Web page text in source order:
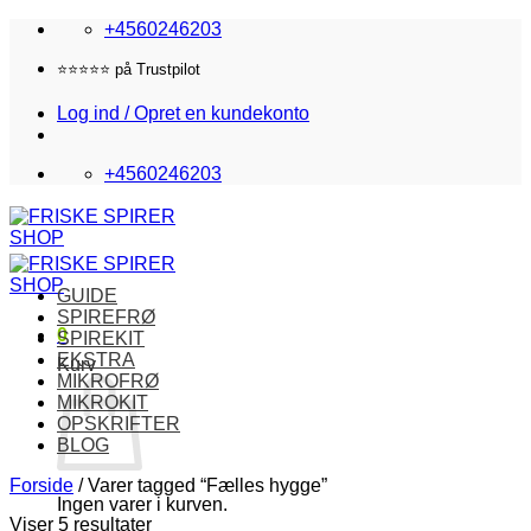
Fortsæt
indhold
+4560246203
Fri fragt i DK over 870,-
Log ind / Opret en kundekonto
+4560246203
0
Kurv
Ingen varer i kurven.
GUIDE
SPIREFRØ
SPIREKIT
EKSTRA
MIKROFRØ
MIKROKIT
OPSKRIFTER
BLOG
Forside /Varer tagged “Fælles hygge”
Viser 5 resultater